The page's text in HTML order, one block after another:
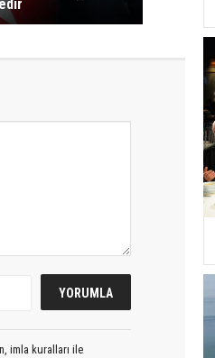
imla kuralları ile